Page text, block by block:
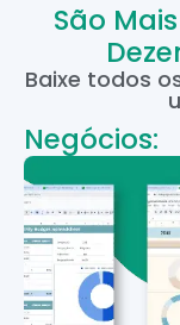
São
Baixe todos
Negócios: